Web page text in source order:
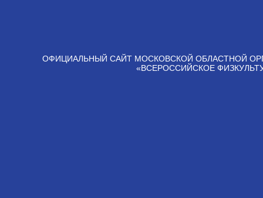
ОФИЦИАЛЬНЫЙ САЙТ МОСКОВСКОЙ ОБЛАСТНОЙ
«ВСЕРОССИЙСКОЕ